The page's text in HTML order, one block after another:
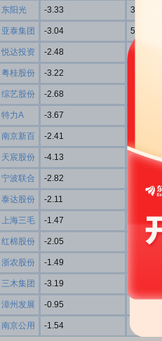
东阳光 -3.33 3.55
亚泰集团 -3.04 5.62
悦达投资 -2.48
粤桂股份 -3.22
综艺股份 -2.68
特力A -3.67
南京新百 -2.41
天宸股份 -4.13 2.60
宁波联合 -2.82
泰达股份 -2.11
上海三毛 -1.47 5.98
红棉股份 -2.05 1.90
浙农股份 -1.49
三木集团 -3.19
漳州发展 -0.95
南京公用 -1.54 1.51